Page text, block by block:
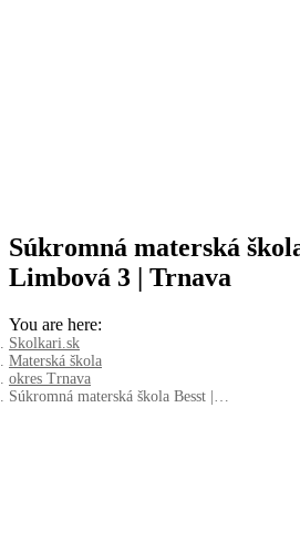
Súkromná materská
Limbová 3 | Trnava
You are here:
Skolkari.sk
Materská škola
okres Trnava
Súkromná materská škola Besst |…